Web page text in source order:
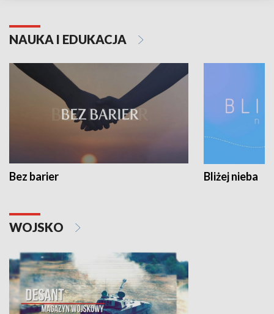
NAUKA I EDUKACJA
Bez barier Bliżej nieba
WOJSKO